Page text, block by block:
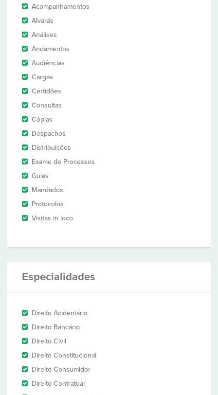
Acompanhamentos
Alvarás
Análises
Andamentos
Audiências
Cargas
Certidões
Consultas
Cópias
Despachos
Distribuições
Exame de Processos
Guias
Mandados
Protocolos
Visitas in loco
Especialidades
Direito Acidentário
Direito Bancário
Direito Civil
Direito Constitucional
Direito Consumidor
Direito Contratual